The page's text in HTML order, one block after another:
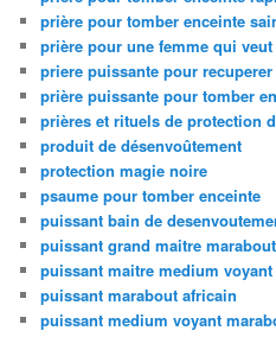
prière pour tomber enceinte
prière pour une femme qui
priere puissante pour
prière puissante pour tomber
prières et rituels de protection
produit de désenvoûtement
protection magie noire
psaume pour tomber enceinte
puissant bain de
puissant grand maitre
puissant maitre medium
puissant marabout africain
puissant medium voyant